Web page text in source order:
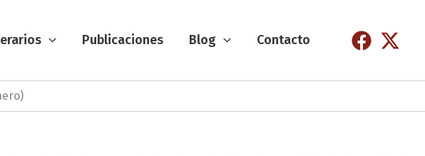
Publicaciones Blog Contacto